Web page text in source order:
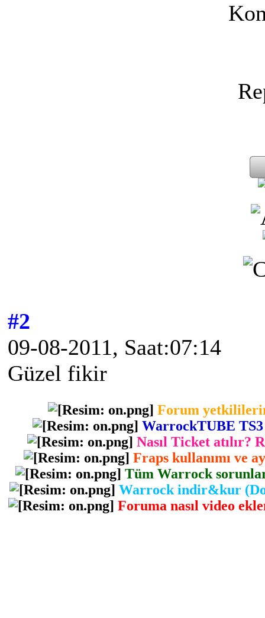
#2
09-08-2011, Saat:07:14
Güzel fikir
Forum
WarrockTUBE
Nasıl Ticket atılır?
Fraps kullanımı ve
Tüm Warrock
Warrock indir&kur
Foruma nasıl video